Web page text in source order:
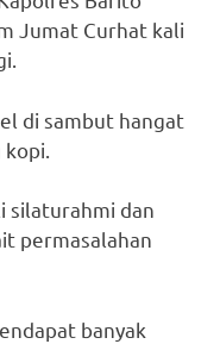
Jumat Curhat kali
di sambut hangat
silaturahmi dan
permasalahan
banyak